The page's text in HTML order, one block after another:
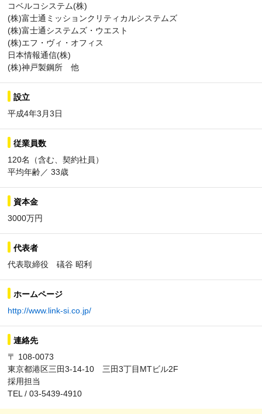
コベルコシステム(株)
(株)富士通ミッションクリティカルシステムズ
(株)富士通システムズ・ウエスト
(株)エフ・ヴィ・オフィス
日本情報通信(株)
(株)神戸製鋼所 他
設立
平成4年3月3日
従業員数
120名（含む、契約社員）
平均年齢／ 33歳
資本金
3000万円
代表者
代表取締役 礒谷 昭利
ホームページ
http://www.link-si.co.jp/
連絡先
〒 108-0073
東京都港区三田3-14-10 三田3丁目MTビル2F
採用担当
TEL / 03-5439-4910